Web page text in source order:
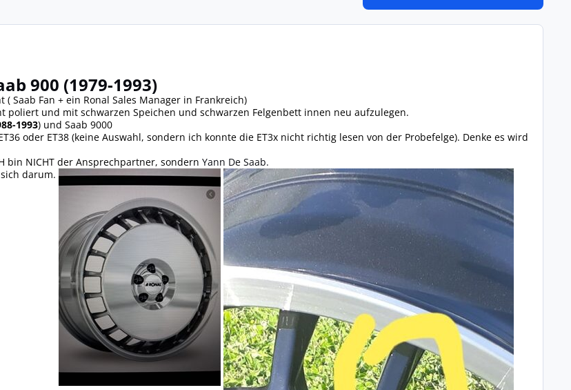
900 (1979-1993)
Saab Fan + ein Ronal Sales Manager in Frankreich)
poliert und mit schwarzen Speichen und schwarzen Felgenbett innen neu aufzulegen.
1993) und Saab 9000
oder ET38 (keine Auswahl, sondern ich konnte die ET3x nicht richtig lesen von der Probefelge). Denke es wird
bin NICHT der Ansprechpartner, sondern Yann De Saab.
darum.